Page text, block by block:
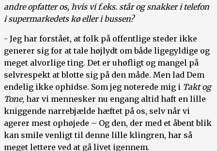
andre opfatter os, hvis vi f.eks. står og snakker i telefon
i supermarkedets kø eller i bussen?
- Jeg har forstået, at folk på offentlige steder ikke
generer sig for at tale højlydt om både ligegyldige og
meget alvorlige ting. Det er uhøfligt og mangel på
selvrespekt at blotte sig på den måde. Men lad Dem
endelig ikke ophidse. Som jeg noterede mig i Takt og
Tone, har vi mennesker nu engang altid haft en lille
kniggende narrebjælde hæftet på os, selv når vi
agerer mest ophøjede – Og den, der med et åbent blik
kan smile venligt til denne lille klingren, har så
meget lettere ved at gå livet igennem.